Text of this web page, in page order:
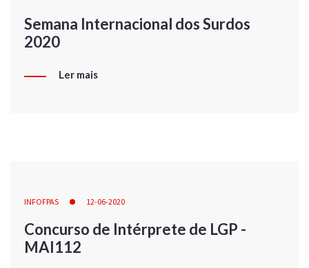
Semana Internacional dos Surdos
2020
Ler mais
INFOFPAS 12-06-2020
Concurso de Intérprete de LGP -
MAI112